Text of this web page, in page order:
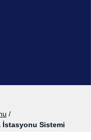
/
İstasyonu Sistemi